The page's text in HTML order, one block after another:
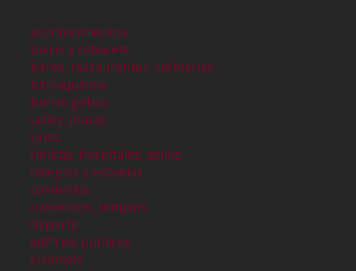
acontecimientos
bailes y cabarets
bares, restaurantes, cafeterías
barraquismo
barrio gótico
calles, plazas
cines
clinicas, hospitales, asilos
colegios y escuelas
comercios
conventos, templos
deporte
edificios publicos
eixample